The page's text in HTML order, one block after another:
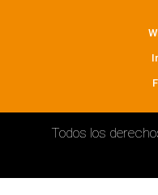
Todos los